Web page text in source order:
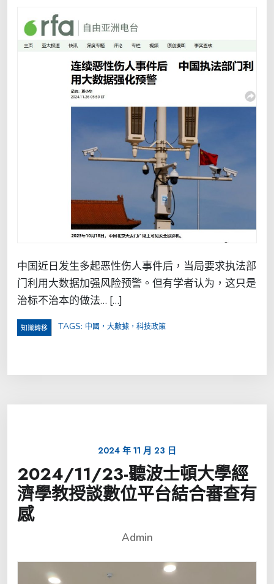
中国近日发生多起恶性伤人事件后，当局要求执法部
门利用大数据加强风险预警。但有学者认为，这只是
治标不治本的做法… […]
知識轉移 TAGS: 中國，大數據，科技政策
2024 年 11 月 23 日
2024/11/23-聽波士頓大學經
濟學教授談數位平台結合審查有
感
Admin